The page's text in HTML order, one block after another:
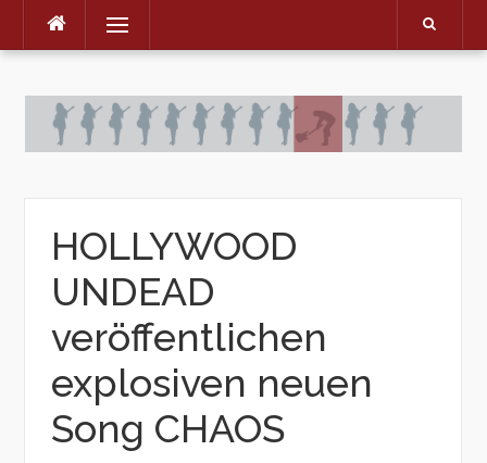
Skip
Menu
HOLLYWOOD
UNDEAD
veröffentlichen
explosiven neuen
Song CHAOS